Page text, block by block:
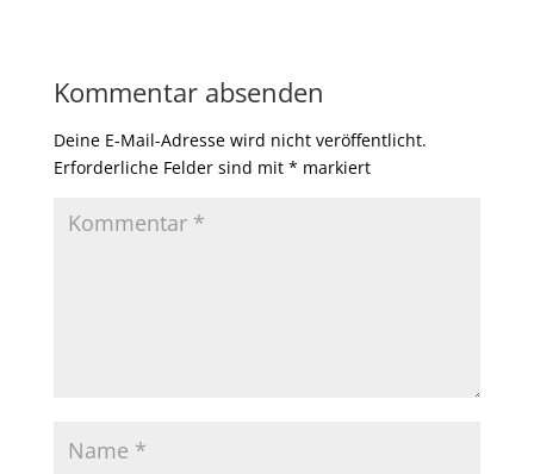
Kommentar absenden
Deine E-Mail-Adresse wird nicht veröffentlicht.
Erforderliche Felder sind mit * markiert